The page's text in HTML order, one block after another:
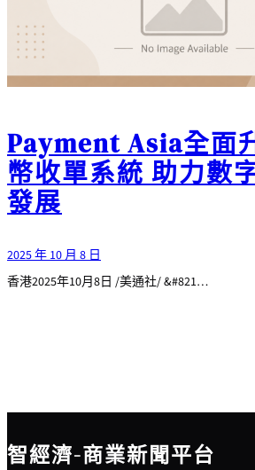
Payment Asia全面
幣收單系統 助力數
發展
2025 年 10 月 8 日
香港2025年10月8日 /美通社/ &#821…
智經濟-商業新聞平台